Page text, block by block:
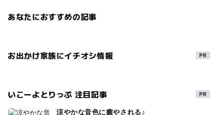
あなたにおすすめの記事
お出かけ家族にイチオシ情報
いこーよとりっぷ 注目記事
涼やかな音色に癒やされる♪